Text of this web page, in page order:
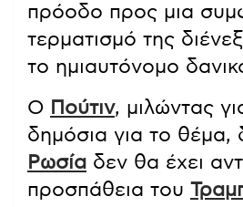
πρόοδο προς μια
τερματισμό της
το ημιαυτόνομο
Ο Πούτιν, μιλώντας
δημόσια για το θέμα,
Ρωσία δεν θα έχει
προσπάθεια του